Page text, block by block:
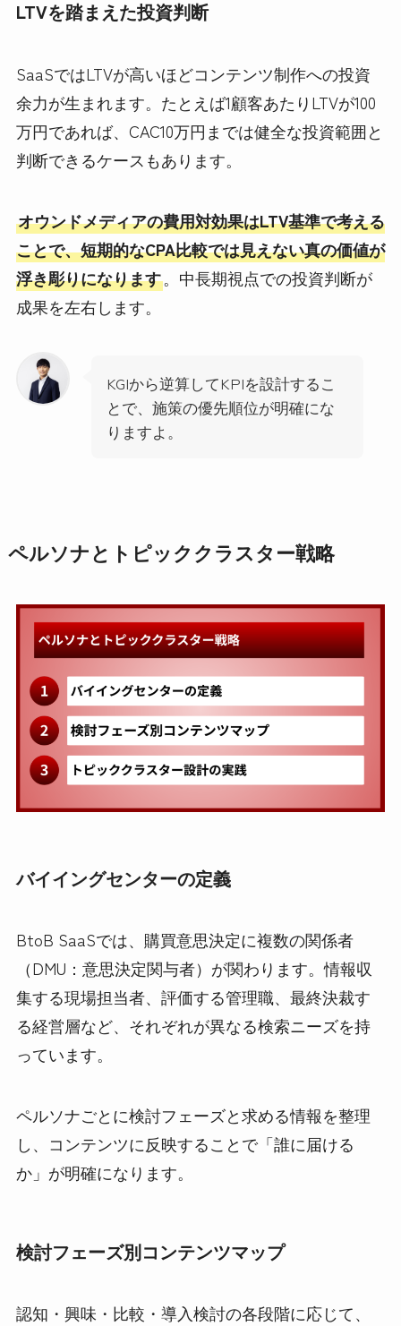
LTVを踏まえた投資判断
SaaSではLTVが高いほどコンテンツ制作への投資
余力が生まれます。たとえば1顧客あたりLTVが100
万円であれば、CAC10万円までは健全な投資範囲と
判断できるケースもあります。
オウンドメディアの費用対効果はLTV基準で考える
ことで、短期的なCPA比較では見えない真の価値が
浮き彫りになります。中長期視点での投資判断が
成果を左右します。
KGIから逆算してKPIを設計するこ
とで、施策の優先順位が明確にな
りますよ。
ペルソナとトピッククラスター戦略
バイイングセンターの定義
BtoB SaaSでは、購買意思決定に複数の関係者
（DMU：意思決定関与者）が関わります。情報収
集する現場担当者、評価する管理職、最終決裁す
る経営層など、それぞれが異なる検索ニーズを持
っています。
ペルソナごとに検討フェーズと求める情報を整理
し、コンテンツに反映することで「誰に届ける
か」が明確になります。
検討フェーズ別コンテンツマップ
認知・興味・比較・導入検討の各段階に応じて、